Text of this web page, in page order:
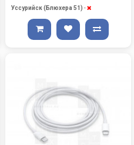
Уссурийск (Блюхера 51) -